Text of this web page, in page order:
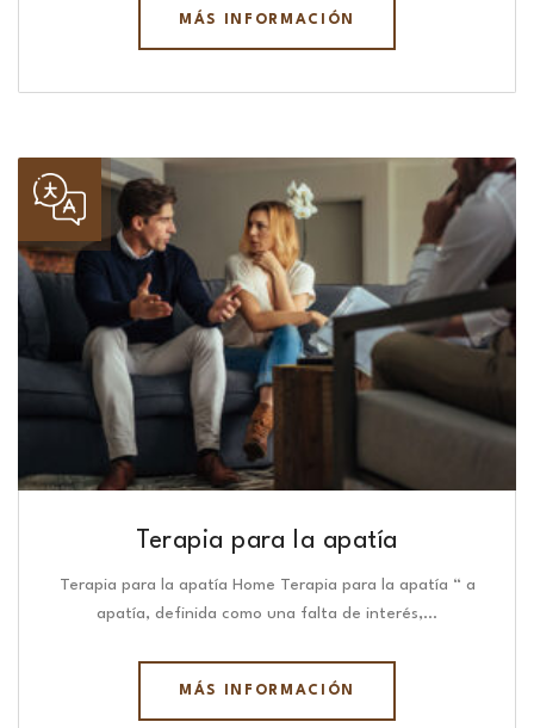
MÁS INFORMACIÓN
Terapia para la apatía
Terapia para la apatía Home Terapia para la apatía “ a
apatía, definida como una falta de interés,…
MÁS INFORMACIÓN